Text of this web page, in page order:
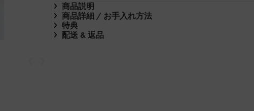
商品説明
商品詳細 / お手入れ方法
特典
配送 & 返品